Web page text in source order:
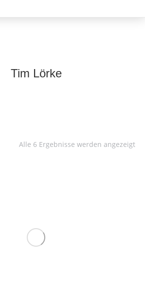
Tim Lörke
Alle 6 Ergebnisse werden angezeigt